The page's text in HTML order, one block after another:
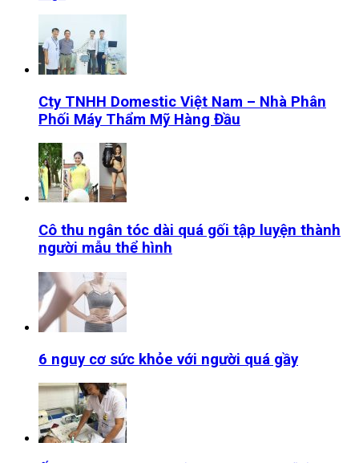
Cty TNHH Domestic Việt Nam – Nhà Phân
Phối Máy Thẩm Mỹ Hàng Đầu
Cô thu ngân tóc dài quá gối tập luyện thành
người mẫu thể hình
6 nguy cơ sức khỏe với người quá gầy